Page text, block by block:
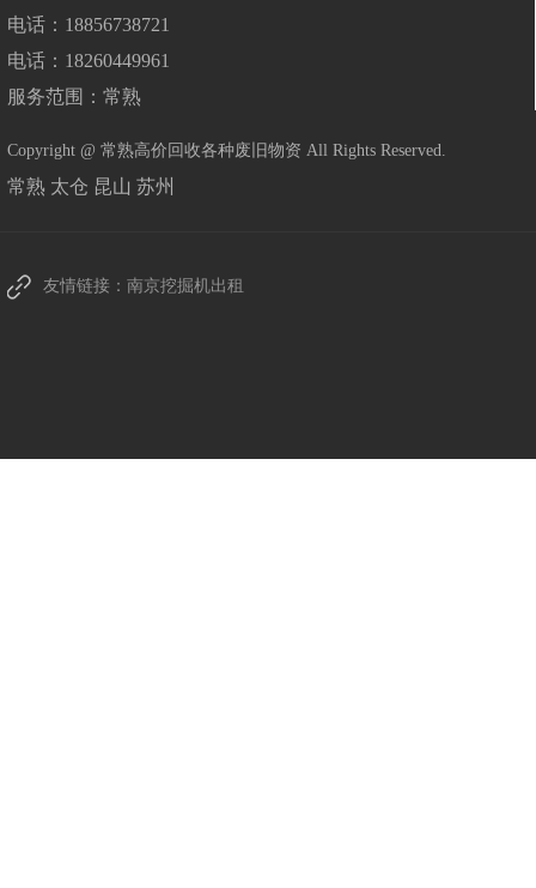
电话：18856738721
电话：18260449961
服务范围：常熟
Copyright @ 常熟高价回收各种废旧物资 All Rights Reserved.
常熟 太仓 昆山 苏州
友情链接： 南京挖掘机出租